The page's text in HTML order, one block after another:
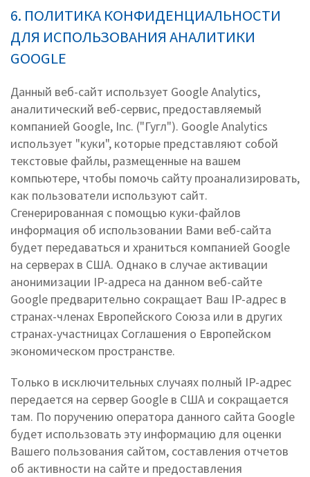
6. ПОЛИТИКА КОНФИДЕНЦИАЛЬНОСТИ
ДЛЯ ИСПОЛЬЗОВАНИЯ АНАЛИТИКИ
GOOGLE
Данный веб-сайт использует Google Analytics,
аналитический веб-сервис, предоставляемый
компанией Google, Inc. ("Гугл"). Google Analytics
использует "куки", которые представляют собой
текстовые файлы, размещенные на вашем
компьютере, чтобы помочь сайту проанализировать,
как пользователи используют сайт.
Сгенерированная с помощью куки-файлов
информация об использовании Вами веб-сайта
будет передаваться и храниться компанией Google
на серверах в США. Однако в случае активации
анонимизации IP-адреса на данном веб-сайте
Google предварительно сокращает Ваш IP-адрес в
странах-членах Европейского Союза или в других
странах-участницах Соглашения о Европейском
экономическом пространстве.
Только в исключительных случаях полный IP-адрес
передается на сервер Google в США и сокращается
там. По поручению оператора данного сайта Google
будет использовать эту информацию для оценки
Вашего пользования сайтом, составления отчетов
об активности на сайте и предоставления